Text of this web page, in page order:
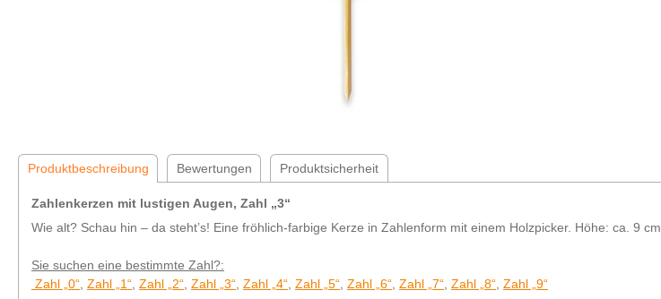
Produktbeschreibung Bewertungen Produktsicherheit
Zahlenkerzen mit lustigen Augen, Zahl „3“
Wie alt? Schau hin – da steht’s! Eine fröhlich-farbige Kerze in Zahlenform mit einem Holzpicker. Höhe: ca. 9 cm.
Sie suchen eine bestimmte Zahl?:
Zahl „0“ Zahl „1“ Zahl „2“ Zahl „3“ Zahl „4“ Zahl „5“ Zahl „6“ Zahl „7“ Zahl „8“ Zahl „9“